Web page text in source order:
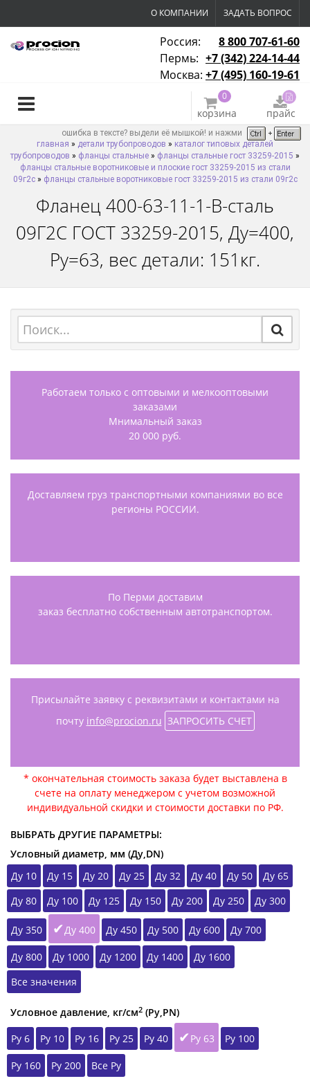
О КОМПАНИИ ЗАДАТЬ ВОПРОС
Россия:
8 800 707-61-60
Пермь: +7 (342) 224-14-44
Москва: +7 (495) 160-19-61
0
корзина прайс
ошибка в тексте? выдели её мышкой! и нажми
главная » детали трубопроводов » каталог типовых деталей
трубопроводов » фланцы стальные » фланцы стальные гост 33259-2015 »
фланцы стальные воротниковые и плоские гост 33259-2015 из стали
09г2с» фланцы стальные воротниковые гост 33259-2015 из стали 09г2с
Фланец 400-63-11-1-B-сталь
09Г2С ГОСТ 33259-2015, Ду=400,
Ру=63, вес детали: 151кг.
Работаем только с оптовыми и мелкооптовыми
заказами
Мнимальный заказ
20 000 руб.
Доставляем груз транспортными компаниями во все
регионы РОССИИ.
По Перми доставим
заказ бесплатно собственным автотранспортом.
Присылайте заявку с реквизитами и контактами на
почту info@procion.ru ЗАПРОСИТЬ СЧЕТ
* окончательная стоимость заказа будет выставлена в
счете на оплату менеджером с учетом возможной
индивидуальной скидки и стоимости доставки по РФ.
ВЫБРАТЬ ДРУГИЕ ПАРАМЕТРЫ:
Условный диаметр, мм (Ду,DN)
Ду 10
Ду 15 Ду 20 Ду 25 Ду 32 Ду 40 Ду 50
Ду 65
Ду 80
Ду 100 Ду 125 Ду 150 Ду 200 Ду 250 Ду 300
Ду 350 Ду 400 Ду 450 Ду 500 Ду 600 Ду 700
Ду 800 Ду 1000 Ду 1200 Ду 1400
Ду 1600
Все значения
Условное давление, кг/см2 (Ру,РN)
Ру 6
Ру 10 Ру 16 Ру 25 Ру 40 Ру 63 Ру 100
Ру 160 Ру 200 Все Ру